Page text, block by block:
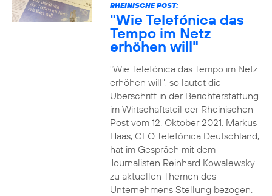
RHEINISCHE POST:
"Wie Telefónica das
Tempo im Netz
erhöhen will"
"Wie Telefónica das Tempo im Netz
erhöhen will", so lautet die
Überschrift in der Berichterstattung
im Wirtschaftsteil der Rheinischen
Post vom 12. Oktober 2021. Markus
Haas, CEO Telefónica Deutschland,
hat im Gespräch mit dem
Journalisten Reinhard Kowalewsky
zu aktuellen Themen des
Unternehmens Stellung bezogen.